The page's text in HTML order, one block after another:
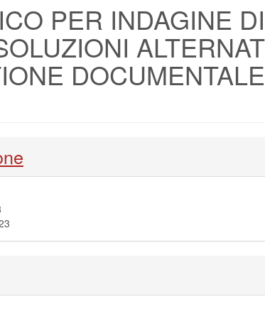
PER INDAGINE